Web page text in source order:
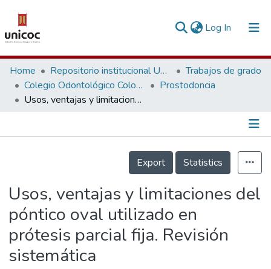
Log In (current)
Communities & Collections
Research Outputs
People
Home Repositorio institucional Unicoc, RI-unicoc
Trabajos de grado
Colegio Odontológico Colombiano
Prostodoncia
Usos, ventajas y limitaciones del póntico oval utilizado en prótesis parcial fija. Revisión sistemática
Información de la Publicación
Export
Statistics
Usos, ventajas y limitaciones del
póntico oval utilizado en
prótesis parcial fija. Revisión
sistemática